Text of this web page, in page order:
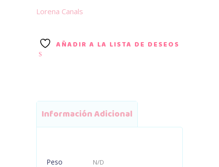
Lorena Canals
AÑADIR A LA LISTA DE DESEOS
Información Adicional
Peso N/D